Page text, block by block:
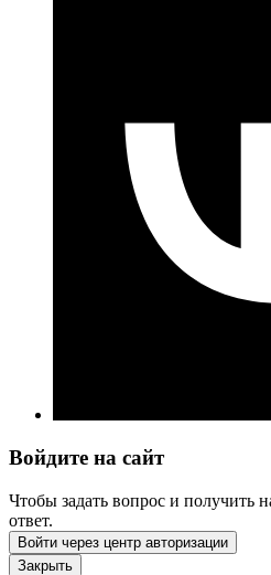
Войдите на сайт
Чтобы задать вопрос и получить
ответ.
Войти через центр авторизации
Закрыть